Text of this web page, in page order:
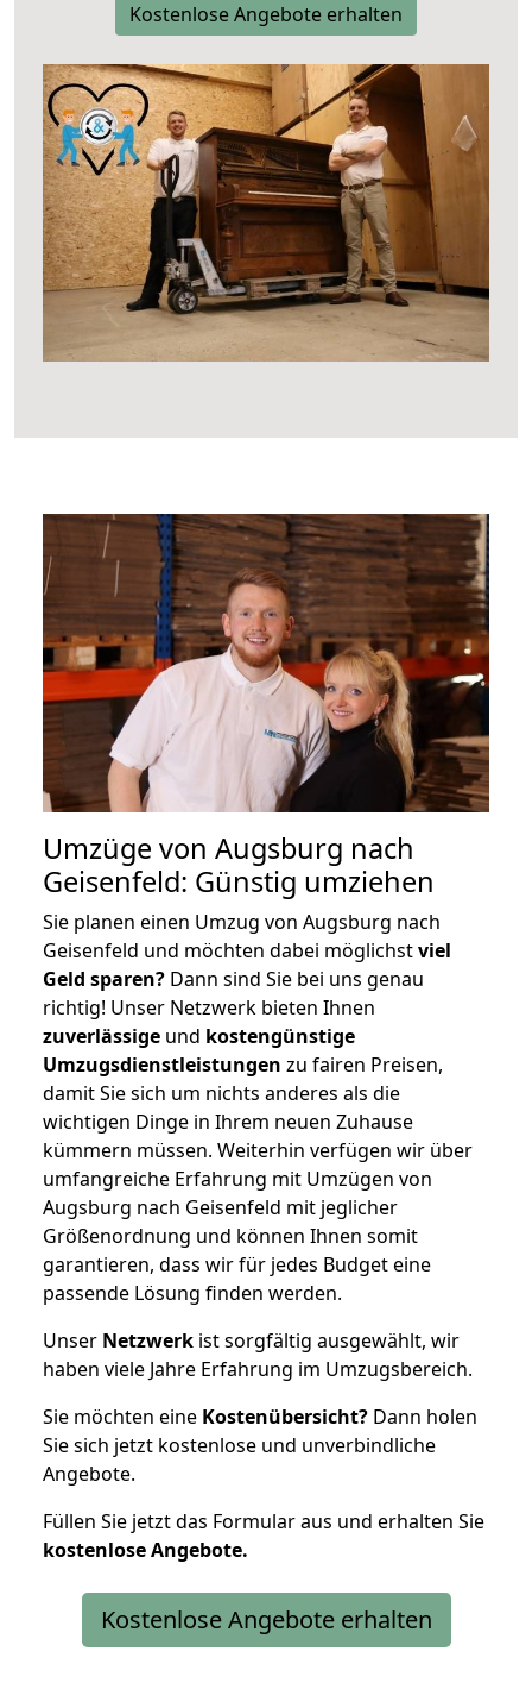
Kostenlose Angebote erhalten
Umzüge von Augsburg nach
Geisenfeld: Günstig umziehen
Sie planen einen Umzug von Augsburg nach
Geisenfeld und möchten dabei möglichstviel
Geld sparen? Dann sind Sie bei uns genau
richtig! Unser Netzwerk bieten Ihnen
zuverlässige und kostengünstige
Umzugsdienstleistungen zu fairen Preisen,
damit Sie sich um nichts anderes als die
wichtigen Dinge in Ihrem neuen Zuhause
kümmern müssen. Weiterhin verfügen wir über
umfangreiche Erfahrung mit Umzügen von
Augsburg nach Geisenfeld mit jeglicher
Größenordnung und können Ihnen somit
garantieren, dass wir für jedes Budget eine
passende Lösung finden werden.
Unser Netzwerk ist sorgfältig ausgewählt, wir
haben viele Jahre Erfahrung im Umzugsbereich.
Sie möchten eine Kostenübersicht? Dann holen
Sie sich jetzt kostenlose und unverbindliche
Angebote.
Füllen Sie jetzt das Formular aus und erhalten Sie
kostenloseAngebote.
Kostenlose Angebote erhalten